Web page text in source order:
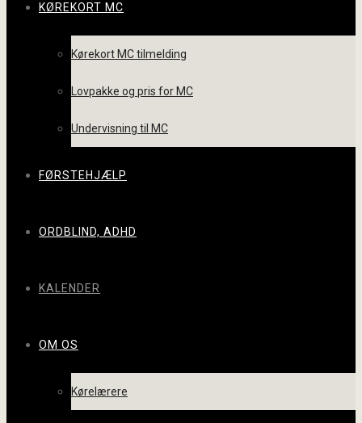
KØREKORT MC
Kørekort MC tilmelding
Lovpakke og pris for MC
Undervisning til MC
FØRSTEHJÆLP
ORDBLIND, ADHD
KALENDER
OM OS
Kørelærere